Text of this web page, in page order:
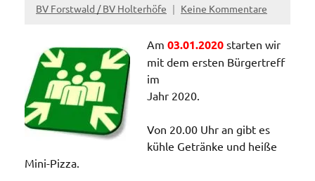
BV Forstwald / BV Holterhöfe
Keine Kommentare
Am 03.01.2020 starten wir
mit dem ersten Bürgertreff
im
Jahr 2020.
Von 20.00 Uhr an gibt es
kühle Getränke und heiße
Mini-Pizza.